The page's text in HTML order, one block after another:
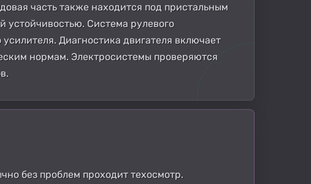
часть также находится под пристальным
устойчивостью. Система рулевого
Диагностика двигателя включает
нормам. Электросистемы проверяются
без проблем проходит техосмотр.